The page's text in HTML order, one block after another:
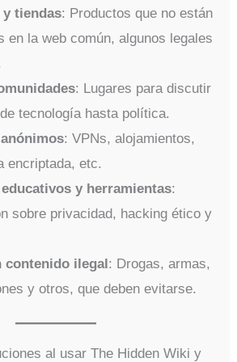
y tiendas: Productos que no están
en la web común, algunos legales
: Lugares para discutir
tecnología hasta política.
: VPNs, alojamientos,
encriptada, etc.
educativos y herramientas:
sobre privacidad, hacking ético y
contenido ilegal : Drogas, armas,
y otros, que deben evitarse.
al usar The Hidden Wiki y